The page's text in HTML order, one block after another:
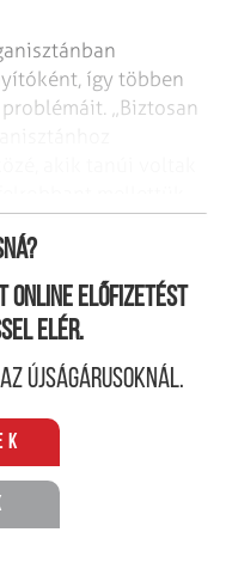
így többen
„Biztosan
online előfizetést
elér.
újságárusoknál.